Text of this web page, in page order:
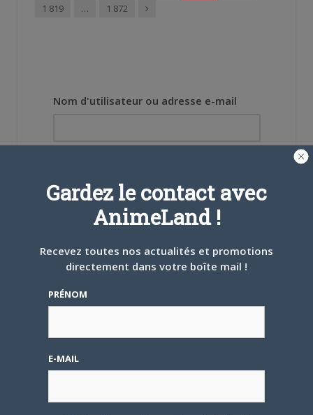
1 819
… 1 872 Suivant
Nom d'utilisateur ou adresse e-mail
Se souvenir de moi
Gardez le contact avec
AnimeLand !
Recevez toutes nos actualités et promotions
directement dans votre boîte mail !
PRÉNOM
E-MAIL